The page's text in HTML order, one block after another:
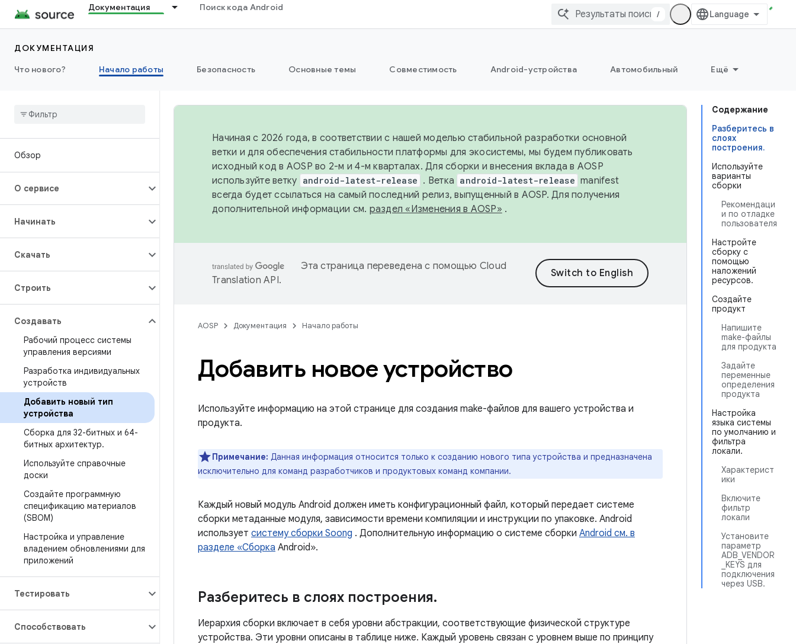
Документация Поиск кода Android
/
ДОКУМЕНТАЦИЯ
Что нового?
Начало работы Безопасность Основные темы Совместимость Android-устройства Автомобильный Ещё
Обзор
О сервисе
Начинать
Скачать
Строить
Создавать
Рабочий процесс системы
управления версиями
Разработка индивидуальных
устройств
Добавить новый тип
устройства
Сборка для 32-битных и 64-
битных архитектур.
Используйте справочные
доски
Создайте программную
спецификацию материалов
(SBOM)
Настройка и управление
владением обновлениями для
приложений
Тестировать
Способствовать
Содержание
Разберитесь в
слоях
построения.
Используйте
варианты
сборки
Рекомендаци
и по отладке
пользователя
Настройте
сборку с
помощью
наложений
ресурсов.
Создайте
продукт
Напишите
make-файлы
для продукта
Задайте
переменные
определения
продукта
Настройка
языка системы
по умолчанию и
фильтра
локали.
Характерист
ики
Включите
фильтр
локали
Установите
параметр
ADB_VENDOR
_KEYS для
подключения
через USB.
Начиная с 2026 года, в соответствии с нашей моделью стабильной разработки основной
ветки и для обеспечения стабильности платформы для экосистемы, мы будем публиковать
исходный код в AOSP во 2-м и 4-м кварталах. Для сборки и внесения вклада в AOSP
используйте ветку android-latest-release . Ветка android-latest-release manifest
всегда будет ссылаться на самый последний релиз, выпущенный в AOSP. Для получения
дополнительной информации см. раздел «Изменения в AOSP» .
Эта страница переведена с помощью Cloud
Translation API.
AOSP Документация Начало работы
Добавить новое устройство
Используйте информацию на этой странице для создания make-файлов для вашего устройства и
продукта.
Примечание: Данная информация относится только к созданию нового типа устройства и предназначена
исключительно для команд разработчиков и продуктовых команд компании.
Каждый новый модуль Android должен иметь конфигурационный файл, который передает системе
сборки метаданные модуля, зависимости времени компиляции и инструкции по упаковке. Android
использует систему сборки Soong . Дополнительную информацию о системе сборки Android см. в
разделе «Сборка Android».
Разберитесь в слоях построения.
Иерархия сборки включает в себя уровни абстракции, соответствующие физической структуре
устройства. Эти уровни описаны в таблице ниже. Каждый уровень связан с уровнем выше по принципу